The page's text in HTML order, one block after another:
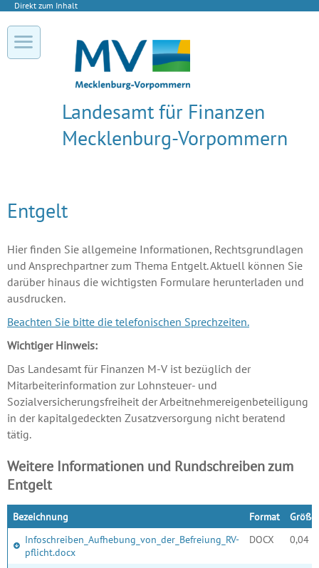
Direkt zum Inhalt
Landesamt für Finanzen
Mecklenburg-Vorpommern
Entgelt
Hier finden Sie allgemeine Informationen, Rechtsgrundlagen
und Ansprechpartner zum Thema Entgelt. Aktuell können Sie
darüber hinaus die wichtigsten Formulare herunterladen und
ausdrucken.
Beachten Sie bitte die telefonischen Sprechzeiten.
Wichtiger Hinweis:
Das Landesamt für Finanzen M-V ist bezüglich der
Mitarbeiterinformation zur Lohnsteuer- und
Sozialversicherungsfreiheit der Arbeitnehmereigenbeteiligung
in der kapitalgedeckten Zusatzversorgung nicht beratend
tätig.
Weitere Informationen und Rundschreiben zum
Entgelt
Bezeichnung Format
Größe
Infoschreiben_Aufhebung_von_der_Befreiung_RV-
pflicht.docx
DOCX 0,04